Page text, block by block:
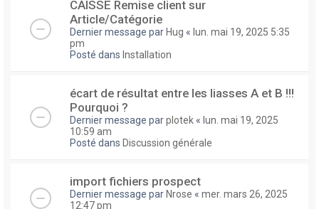
CAISSE Remise client sur
Article/Catégorie
Dernier message par Hug « lun. mai 19, 2025 5:35
pm
Posté dans Installation
écart de résultat entre les liasses A et B !!!
Pourquoi ?
Dernier message parplotek « lun. mai 19, 2025
10:59 am
Posté dans Discussion générale
import fichiers prospect
Dernier message par Nrose « mer. mars 26, 2025
12:47 pm